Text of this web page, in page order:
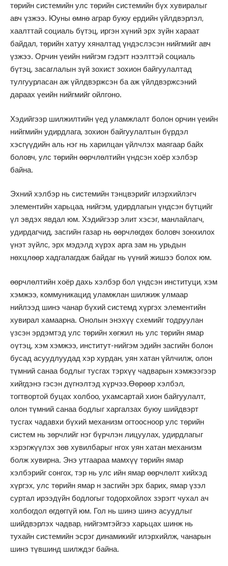
төрийн системийн улс төрийн системийн бүх хувиралыг
авч үзжээ. Юуны өмнө аграр буюу ердийн үйлдвэрлэл,
хаалттай социаль бүтэц, иргэн хүний эрх зүйн хараат
байдал, төрийн хатуу хяналтад үндэслэсэн нийгмийг авч
үзжээ. Орчин үеийн нийгэм гэдэгт нээлттэй социаль
бүтэц, засаглалын зүй зохист зохион байгуулалтад
тулгуурласан аж үйлдвэржсэн ба аж үйлдвэржсэний
дараах үеийн нийгмийг ойлгоно.
Хэдийгээр шилжилтийн үед уламжлалт болон орчин үеийн
нийгмийн удирдлага, зохион байгуулалтын бүрдэл
хэсгүүдийн аль нэг нь харилцан үйлчлэх маягаар байх
боловч, улс төрийн өөрчлөлтийн үндсэн хоёр хэлбэр
байна.
Эхний хэлбэр нь системийн тэнцвэрийг илэрхийлэгч
элементийн харьцаа, нийгэм, удирдлагын үндсэн бүтцийг
үл эвдэх явдал юм. Хэдийгээр элит хэсэг, манлайлагч,
удирдагчид, засгийн газар нь өөрчлөгдөх боловч зонхилох
үнэт зүйлс, эрх мэдэлд хүрэх арга зам нь урьдын
нөхцлөөр хадгалагдаж байдаг нь үүний жишээ болох юм.
өөрчлөлтийн хоёр дахь хэлбэр бол үндсэн институци, хэм
хэмжээ, коммуникацид уламжлан шилжиж улмаар
нийлээд шинэ чанар бүхий системд хүргэх элементийн
хувирал хамаарна. Онолын энэхүү схемийг тодруулан
үзсэн эрдэмтэд улс төрийн хөгжил нь улс төрийн ямар
oүтэц, хэм хэмжээ, институт-нийгэм эдийн засгийн болон
бусад асуудлуудад хэр хурдан, уян хатан үйлчилж, олон
түмний санаа бодлыг тусгах тэрхүү чадварын хэмжээгээр
хийгдэнэ гэсэн дүгнэлтэд хүрчээ.Өөрөөр хэлбэл,
тогтвортой буцах холбоо, ухамсартай хион байгуулалт,
олон түмний санаа бодлыг харгалзах буюу шийдвэрт
тусгах чадавхи бүхий механизм огтоосноор улс төрийн
систем нь зөрчлийг нэг бүрчлэн лицуулах, удирдлагыг
хэрэгжүүлэх зөв хувилбарыг нгох уян хатан механизм
болж хувирна. Энэ утгаараа мамхүү төрийн ямар
хэлбэрийг сонгох, тэр нь улс ийн ямар өөрчлөлт хийхэд
хүргэх, улс төрийн ямар н засгийн эрх барих, ямар үзэл
суртал ирээдүйн бодлогыг тодорхойлох зэрэгт чухал ач
холбогдол өгдөггүй юм. Гол нь шинэ шинэ асуудлыг
шийдвэрлэх чадвар, нийгэмтэйгээ харьцах шинж нь
тухайн системийн эсрэг динамикийг илэрхийлж, чанарын
шинэ түвшинд шилждэг байна.